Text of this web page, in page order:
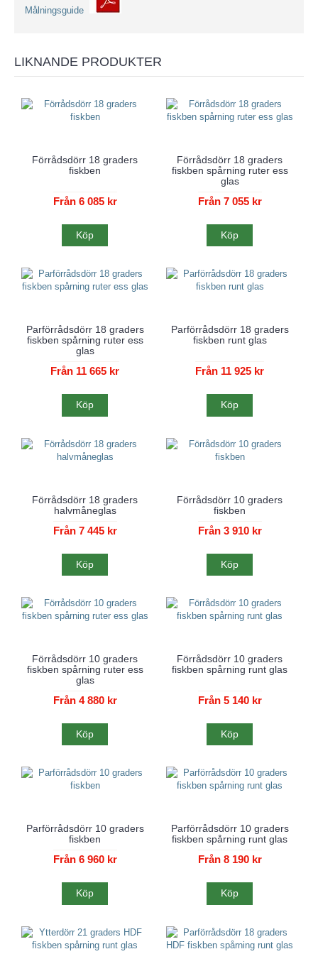
Målningsguide
LIKNANDE PRODUKTER
Förrådsdörr 18 graders
fiskben
Från 6 085 kr
Köp
Förrådsdörr 18 graders
fiskben spårning ruter ess
glas
Från 7 055 kr
Köp
Parförrådsdörr 18 graders
fiskben spårning ruter ess
glas
Från 11 665 kr
Köp
Parförrådsdörr 18 graders
fiskben runt glas
Från 11 925 kr
Köp
Förrådsdörr 18 graders
halvmåneglas
Från 7 445 kr
Köp
Förrådsdörr 10 graders
fiskben
Från 3 910 kr
Köp
Förrådsdörr 10 graders
fiskben spårning ruter ess
glas
Från 4 880 kr
Köp
Förrådsdörr 10 graders
fiskben spårning runt glas
Från 5 140 kr
Köp
Parförrådsdörr 10 graders
fiskben
Från 6 960 kr
Köp
Parförrådsdörr 10 graders
fiskben spårning runt glas
Från 8 190 kr
Köp